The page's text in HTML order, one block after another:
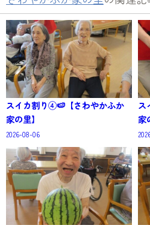
スイカ割り④🍉【さわやかふか
家の里】
2026-08-06
ス
家